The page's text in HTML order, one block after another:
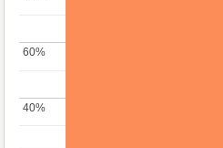
40%
40%
60%
60%